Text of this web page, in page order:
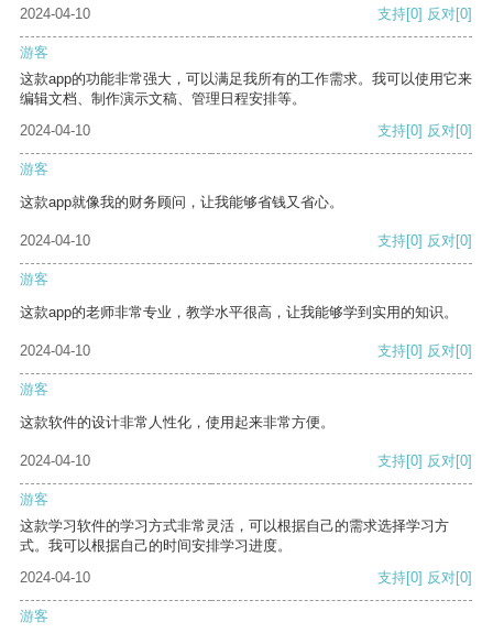
2024-04-10 支持[0] 反对[0]
游客
这款app的功能非常强大，可以满足我所有的工作需求。我可以使用它来
编辑文档、制作演示文稿、管理日程安排等。
2024-04-10
支持[0] 反对[0]
游客
这款app就像我的财务顾问，让我能够省钱又省心。
2024-04-10 支持[0] 反对[0]
游客
这款app的老师非常专业，教学水平很高，让我能够学到实用的知识。
2024-04-10 支持[0] 反对[0]
游客
这款软件的设计非常人性化，使用起来非常方便。
2024-04-10 支持[0] 反对[0]
游客
这款学习软件的学习方式非常灵活，可以根据自己的需求选择学习方
式。我可以根据自己的时间安排学习进度。
2024-04-10
支持[0] 反对[0]
游客